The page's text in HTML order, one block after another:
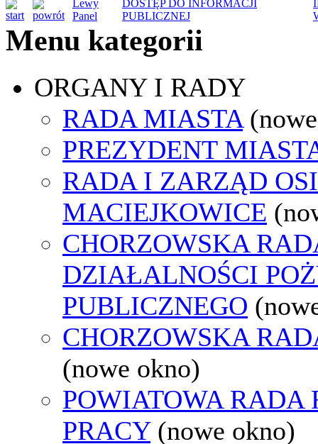
Lewy
Panel
DOSTĘP DO INFORMACJI
PUBLICZNEJ
Menu kategorii
ORGANY I RADY
RADA MIASTA
PREZYDENT
RADA I ZARZĄD
MACIEJKOWICE
CHORZOWSKA
DZIAŁALNOŚCI
PUBLICZNEGO
CHORZOWSKA
(nowe okno)
POWIATOWA RADA
PRACY (nowe okno)